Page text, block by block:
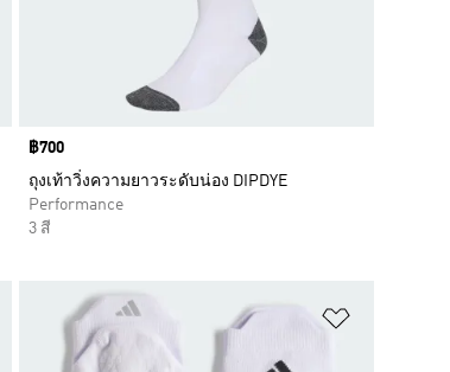
Price
฿700
ถุงเท้าวิ่งความยาวระดับน่อง DIPDYE
Performance
3 สี
เพิ่มไปยังรายการสินค้าโปรด